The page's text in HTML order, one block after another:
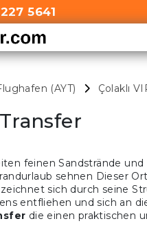
5641
(AYT) Çolaklı
feinen Sandstrände
sehnen Dieser
sich durch seine
entfliehen und sich an
die einen praktischen